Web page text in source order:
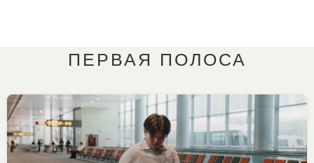
ПЕРВАЯ ПОЛОСА